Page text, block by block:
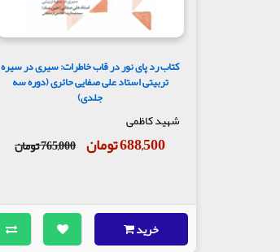
کتاب رد پای نور در قاب خاطرات: سیری در سیره
تربیتی استاد علی صفایی حائری (دوره سه
جلدی)
شهید کاظمی
688,500 تومان 765,000 تومان
خرید